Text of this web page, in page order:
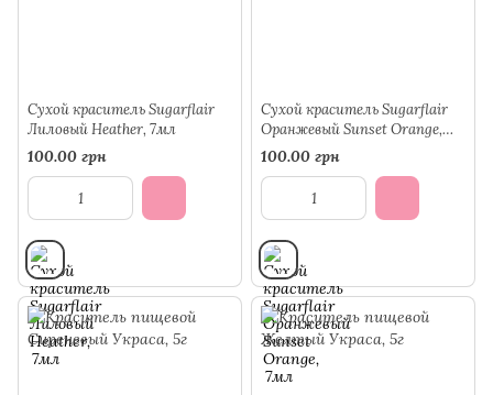
Сухой краситель Sugarflair
Лиловый Heather, 7мл
100.00 грн
Сухой краситель Sugarflair
Оранжевый Sunset Orange,
7мл
100.00 грн